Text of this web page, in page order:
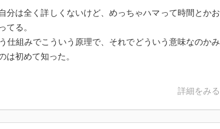
分は全く詳しくないけど、めっちゃハマって時間とかお
てる。
仕組みでこういう原理で、それでどういう意味なのかみ
は初めて知った。
詳細をみる